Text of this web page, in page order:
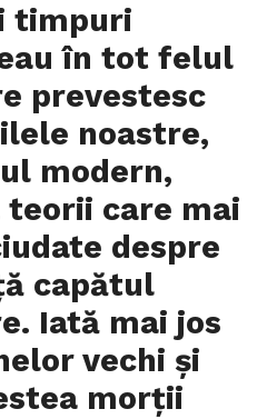
timpuri
în tot felul
prevestesc
noastre,
modern,
teorii care mai
despre
capătul
Iată mai jos
vechi și
morții